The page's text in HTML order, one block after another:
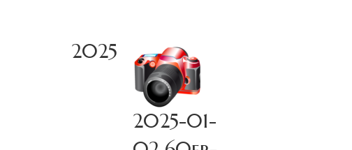
2025
2025-01-